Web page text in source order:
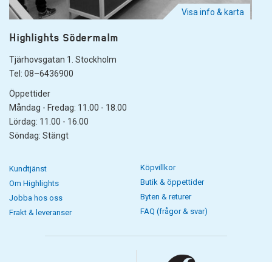
Visa info & karta
Highlights Södermalm
Tjärhovsgatan 1. Stockholm
Tel: 08–6436900
Öppettider
Måndag - Fredag: 11.00 - 18.00
Lördag: 11.00 - 16.00
Söndag: Stängt
Kundtjänst
Om Highlights
Jobba hos oss
Frakt & leveranser
Köpvillkor
Butik & öppettider
Byten & returer
FAQ (frågor & svar)